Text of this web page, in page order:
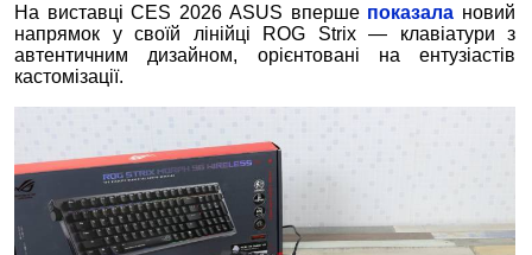
На виставці CES 2026 ASUS вперше показала новий
напрямок у своїй лінійці ROG Strix — клавіатури з
автентичним дизайном, орієнтовані на ентузіастів
кастомізації.